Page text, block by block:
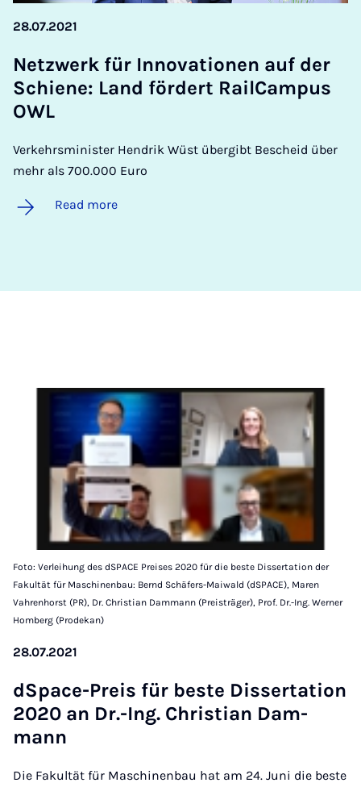
28.07.2021
Net­zwerk für In­nov­a­tion­en auf der
Schiene: Land fördert Rail­Cam­pus
OWL
Verkehrsminister Hendrik Wüst übergibt Bescheid über
mehr als 700.000 Euro
Read more
Foto: Verleihung des dSPACE Preises 2020 für die beste Dissertation der
Fakultät für Maschinenbau: Bernd Schäfers-Maiwald (dSPACE), Maren
Vahrenhorst (PR), Dr. Christian Dammann (Preisträger), Prof. Dr.-Ing. Werner
Homberg (Prodekan)
28.07.2021
dSpace-Pre­is für be­ste Dis­ser­ta­tion
2020 an Dr.-Ing. Chris­ti­an Dam­
mann
Die Fakultät für Maschinenbau hat am 24. Juni die beste